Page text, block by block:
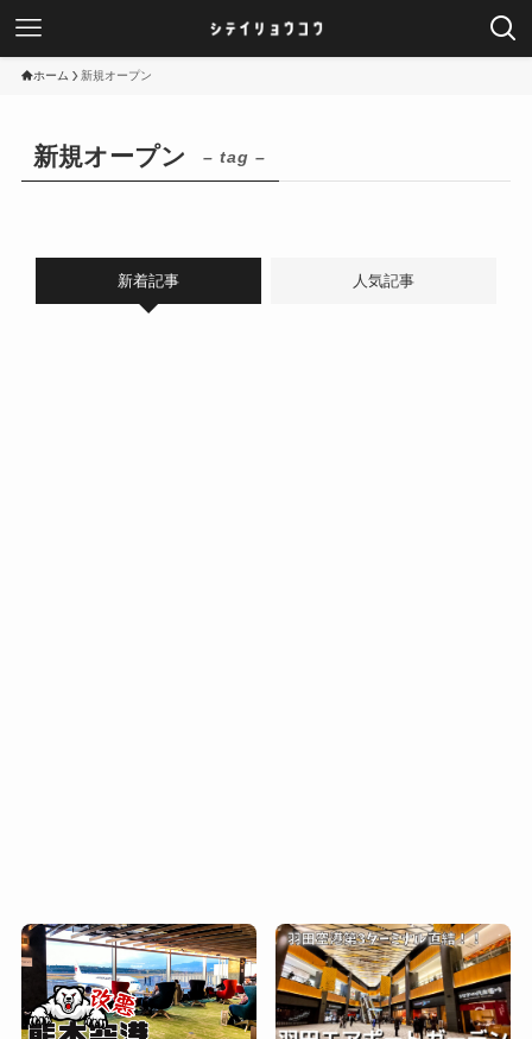
ホーム 新規オープン
新規オープン – tag –
新着記事 人気記事